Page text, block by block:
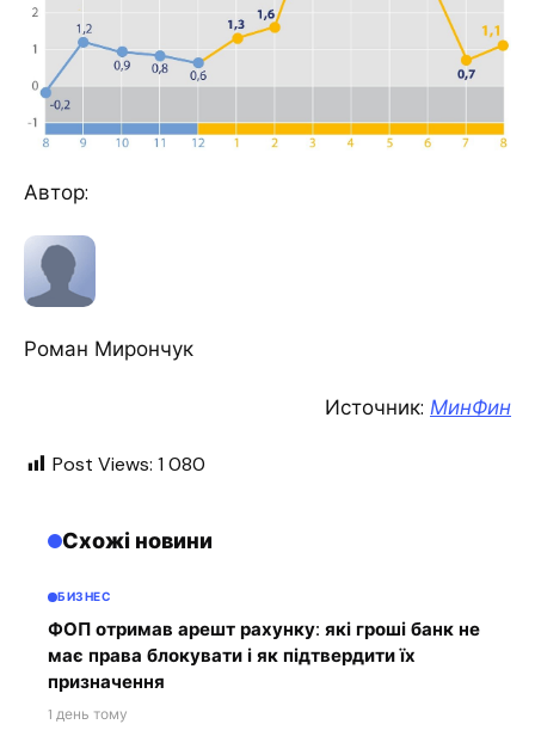
Автор:
Роман Мирончук
Источник: МинФин
Post Views: 1 080
Схожі новини
БИЗНЕС
ФОП отримав арешт рахунку: які гроші банк не
має права блокувати і як підтвердити їх
призначення
1 день тому